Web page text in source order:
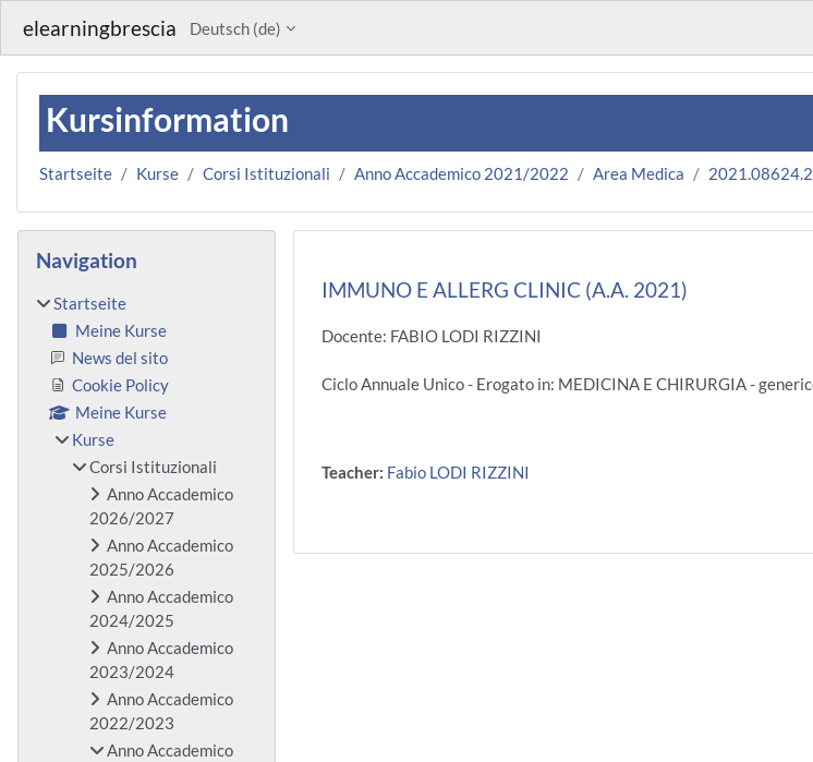
elearningbrescia Deutsch ‎(de)‎
Kursinformation
Startseite Kurse Corsi Istituzionali Anno Accademico 2021/2022 Area Medica
IMMUNO E ALLERG CLINIC (A.A. 2021)
Docente: FABIO LODI RIZZINI
Ciclo Annuale Unico - Erogato in: MEDICINA E CHIRURGIA -
Teacher: Fabio LODI RIZZINI
Blöcke
Navigation
Startseite
Meine Kurse
News del sito
Cookie Policy
Meine Kurse
Kurse
Corsi Istituzionali
Anno Accademico
2026/2027
Anno Accademico
2025/2026
Anno Accademico
2024/2025
Anno Accademico
2023/2024
Anno Accademico
2022/2023
Anno Accademico